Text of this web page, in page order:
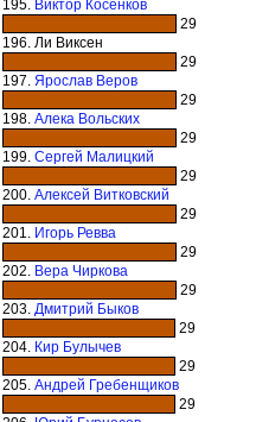
195. Виктор Косенков
29
196. Ли Виксен
29
197. Ярослав Веров
29
198. Алека Вольских
29
199. Сергей Малицкий
29
200. Алексей Витковский
29
201. Игорь Ревва
29
202. Вера Чиркова
29
203. Дмитрий Быков
29
204. Кир Булычев
29
205. Андрей Гребенщиков
29